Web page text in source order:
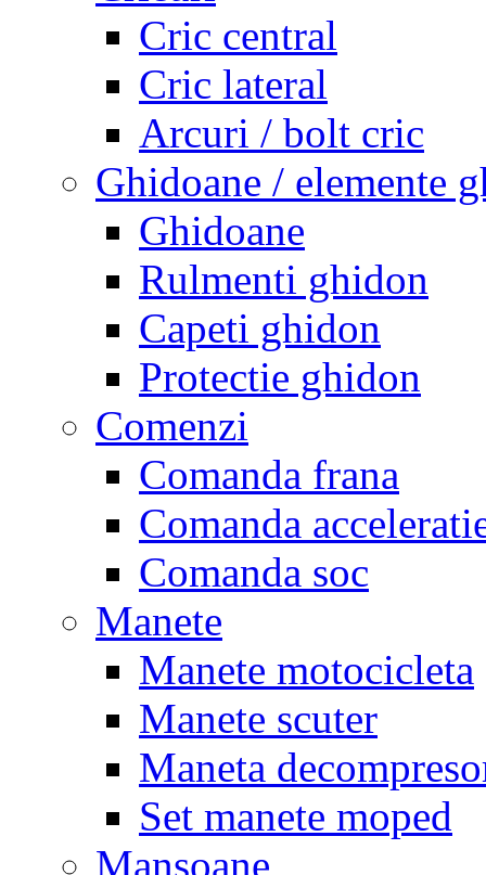
Cric central
Cric lateral
Arcuri / bolt cric
Ghidoane / elemente
Ghidoane
Rulmenti ghidon
Capeti ghidon
Protectie ghidon
Comenzi
Comanda frana
Comanda
Comanda soc
Manete
Manete motocicleta
Manete scuter
Maneta
Set manete moped
Mansoane